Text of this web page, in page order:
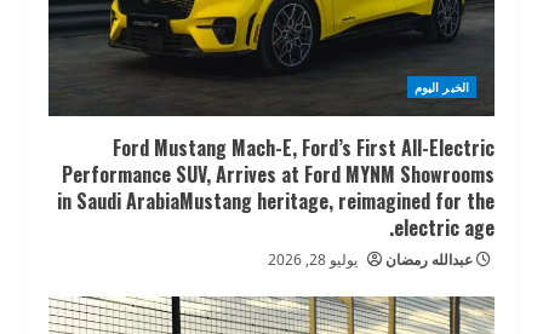
الخبر اليوم
Ford Mustang Mach-E, Ford’s First All-Electric
Performance SUV, Arrives at Ford MYNM Showrooms
in Saudi ArabiaMustang heritage, reimagined for the
electric age.
عبدالله رمضان يوليو 28, 2026